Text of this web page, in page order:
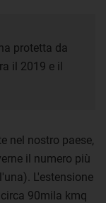
protetta da
il 2019 e il
nel nostro paese,
il numero più
L'estensione
90mila kmq